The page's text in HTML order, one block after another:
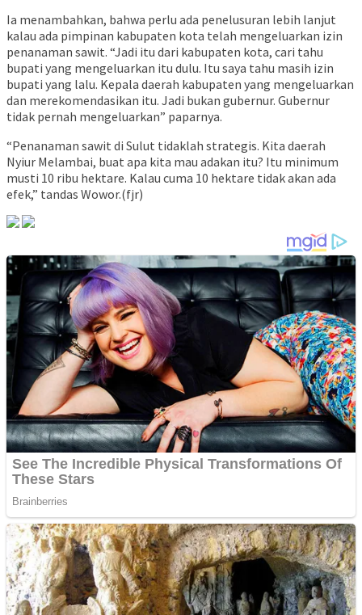
Ia menambahkan, bahwa perlu ada penelusuran lebih lanjut
kalau ada pimpinan kabupaten kota telah mengeluarkan izin
penanaman sawit. “Jadi itu dari kabupaten kota, cari tahu
bupati yang mengeluarkan itu dulu. Itu saya tahu masih izin
bupati yang lalu. Kepala daerah kabupaten yang mengeluarkan
dan merekomendasikan itu. Jadi bukan gubernur. Gubernur
tidak pernah mengeluarkan” paparnya.
“Penanaman sawit di Sulut tidaklah strategis. Kita daerah
Nyiur Melambai, buat apa kita mau adakan itu? Itu minimum
musti 10 ribu hektare. Kalau cuma 10 hektare tidak akan ada
efek,” tandas Wowor.(fjr)